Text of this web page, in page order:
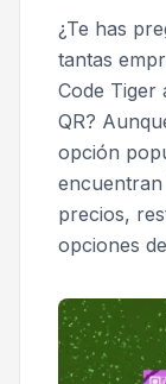
¿Te has
tantas
Code Tiger
QR?
opción
precios,
opciones